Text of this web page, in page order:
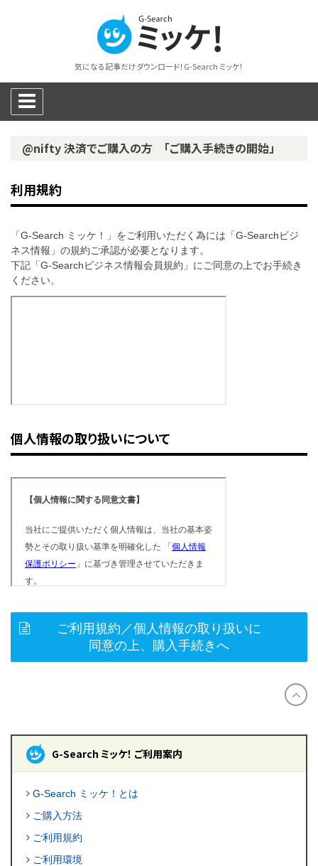
気になる記事だけダウンロード！G-Search ミッケ！
@nifty 決済でご購入の方 「ご購入手続きの開始」
利用規約
「G-Search ミッケ！」をご利用いただく為には「G-Searchビジ
ネス情報」の規約ご承認が必要となります。
下記「G-Searchビジネス情報会員規約」にご同意の上でお手続き
ください。
個人情報の取り扱いについて
ご利用規約／個人情報の取り扱いに
同意の上、購入手続きへ
G-Search ミッケ！ ご利用案内
G-Search ミッケ！とは
ご購入方法
ご利用規約
ご利用環境